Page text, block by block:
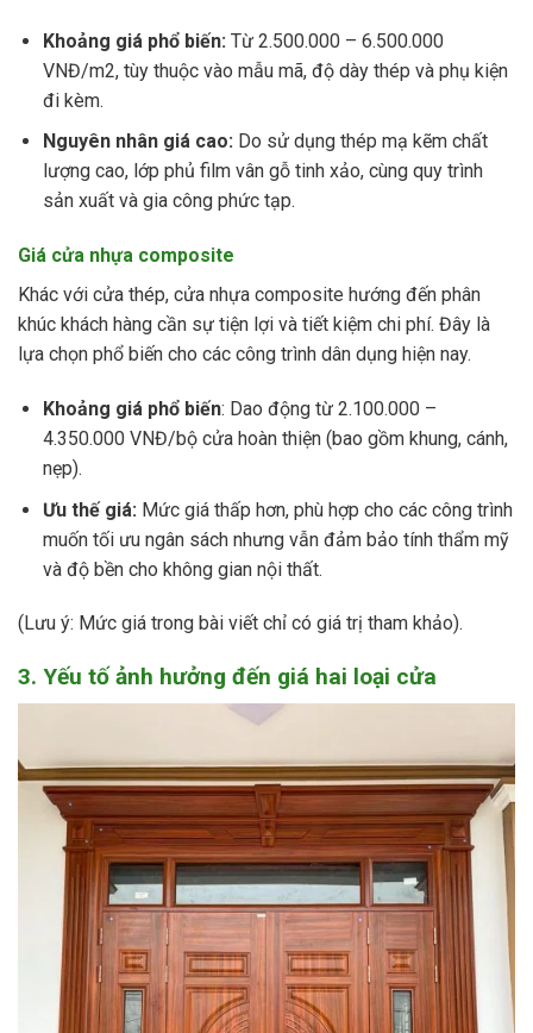
Khoảng giá phổ biến: Từ 2.500.000 – 6.500.000
VNĐ/m2, tùy thuộc vào mẫu mã, độ dày thép và phụ kiện
đi kèm.
Nguyên nhân giá cao: Do sử dụng thép mạ kẽm chất
lượng cao, lớp phủ film vân gỗ tinh xảo, cùng quy trình
sản xuất và gia công phức tạp.
Giá cửa nhựa composite
Khác với cửa thép, cửa nhựa composite hướng đến phân
khúc khách hàng cần sự tiện lợi và tiết kiệm chi phí. Đây là
lựa chọn phổ biến cho các công trình dân dụng hiện nay.
Khoảng giá phổ biến: Dao động từ 2.100.000 –
4.350.000 VNĐ/bộ cửa hoàn thiện (bao gồm khung, cánh,
nẹp).
Ưu thế giá: Mức giá thấp hơn, phù hợp cho các công trình
muốn tối ưu ngân sách nhưng vẫn đảm bảo tính thẩm mỹ
và độ bền cho không gian nội thất.
(Lưu ý: Mức giá trong bài viết chỉ có giá trị tham khảo).
3. Yếu tố ảnh hưởng đến giá hai loại cửa